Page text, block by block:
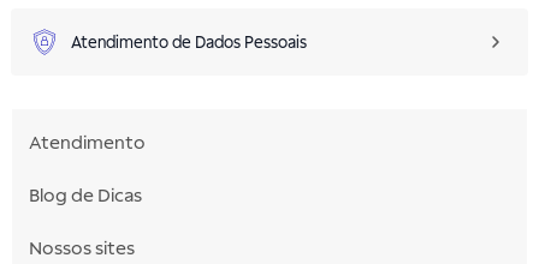
Atendimento de Dados Pessoais
Atendimento
Blog de Dicas
Nossos sites